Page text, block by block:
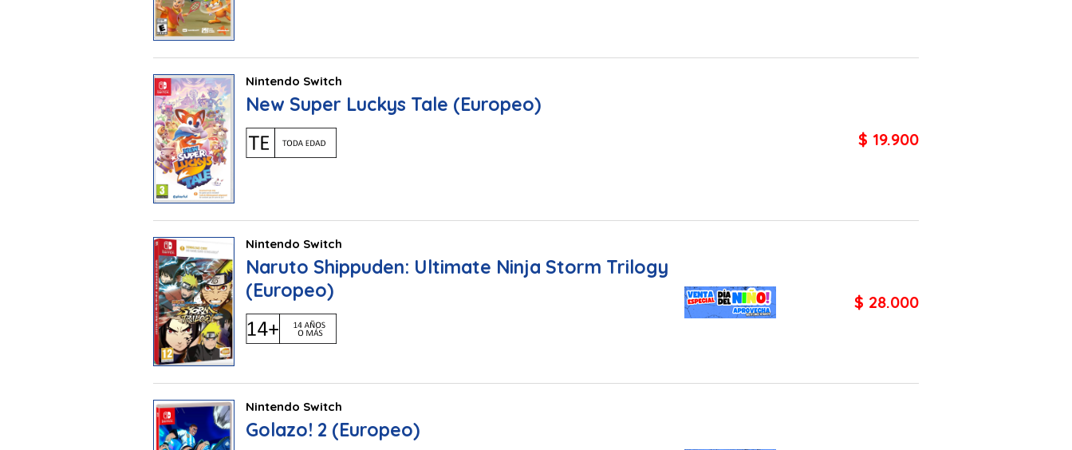
Nintendo Switch
New Super Luckys Tale (Europeo)
$ 19.900
Nintendo Switch
Naruto Shippuden: Ultimate Ninja Storm Trilogy
(Europeo)
$ 28.000
Nintendo Switch
Golazo! 2 (Europeo)